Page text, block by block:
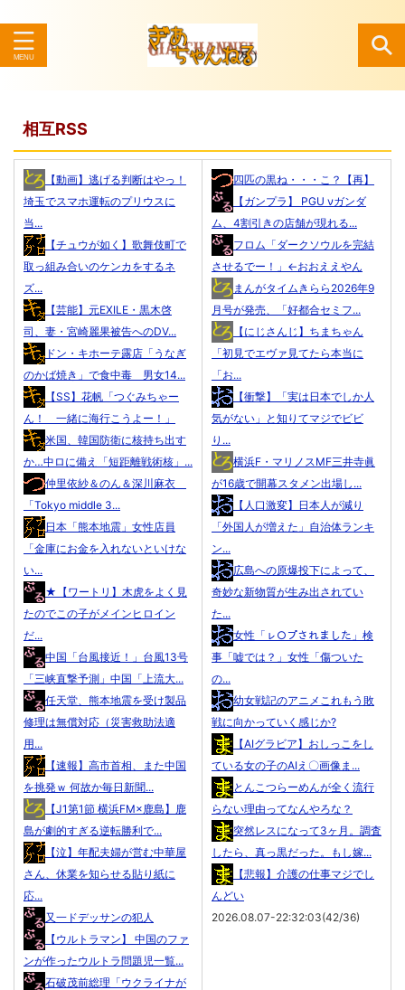
検索
相互RSS
【動画】逃げる判断はやっ！
埼玉でスマホ運転のプリウスに
当...
【チュウが如く】歌舞伎町で
取っ組み合いのケンカをするネ
ズ...
【芸能】元EXILE・黒木啓
司、妻・宮崎麗果被告へのDV...
ドン・キホーテ露店「うなぎ
のかば焼き」で食中毒 男女14...
【SS】花帆「つぐみちゃー
ん！ 一緒に海行こうよー！」
米国、韓国防衛に核持ち出す
か…中ロに備え「短距離戦術核」...
仲里依紗＆のん＆深川麻衣
「Tokyo middle 3...
日本「熊本地震」女性店員
「金庫にお金を入れないといけな
い...
★【ワートリ】木虎をよく見
たのでこの子がメインヒロイン
だ...
中国「台風接近！」台風13号
「三峡直撃予測」中国「上流大...
任天堂、熊本地震を受け製品
修理は無償対応（災害救助法適
用...
【速報】高市首相、また中国
を挑発ｗ 何故か毎日新聞...
【J1第1節 横浜FM×鹿島】鹿
島が劇的すぎる逆転勝利で...
【泣】年配夫婦が営む中華屋
さん、休業を知らせる貼り紙に
応...
又一ドデッサンの犯人
【ウルトラマン】 中国のファ
ンが作ったウルトラ問題児一覧...
石破茂前総理「ウクライナが
四匹の黒ね・・・こ？【再】
【ガンプラ】 PGU νガンダ
ム、4割引きの店舗が現れる...
フロム「ダークソウルを完結
させるでー！」←おおええやん
まんがタイムきらら2026年9
月号が発売、「好都合セミフ...
【にじさんじ】ちまちゃん
「初見でエヴァ見てたら本当に
「お...
【衝撃】「実は日本でしか人
気がない」と知りてマジでビビ
り...
横浜F・マリノスMF三井寺眞
が16歳で開幕スタメン出場し...
【人口激変】日本人が減り
「外国人が増えた」自治体ランキ
ン...
広島への原爆投下によって、
奇妙な新物質が生み出されてい
た...
女性「ㇾ○プされました」検
事「嘘では？」女性「傷ついた
の...
幼女戦記のアニメこれもう敗
戦に向かっていく感じか?
【AIグラビア】おしっこをし
ている女の子のAIえ〇画像ま...
とんこつらーめんが全く流行
らない理由ってなんやろな？
突然レスになって3ヶ月。調査
したら、真っ黒だった。もし嫁...
【悲報】介護の仕事マジでし
んどい
2026.08.07-22:32:03(42/36)